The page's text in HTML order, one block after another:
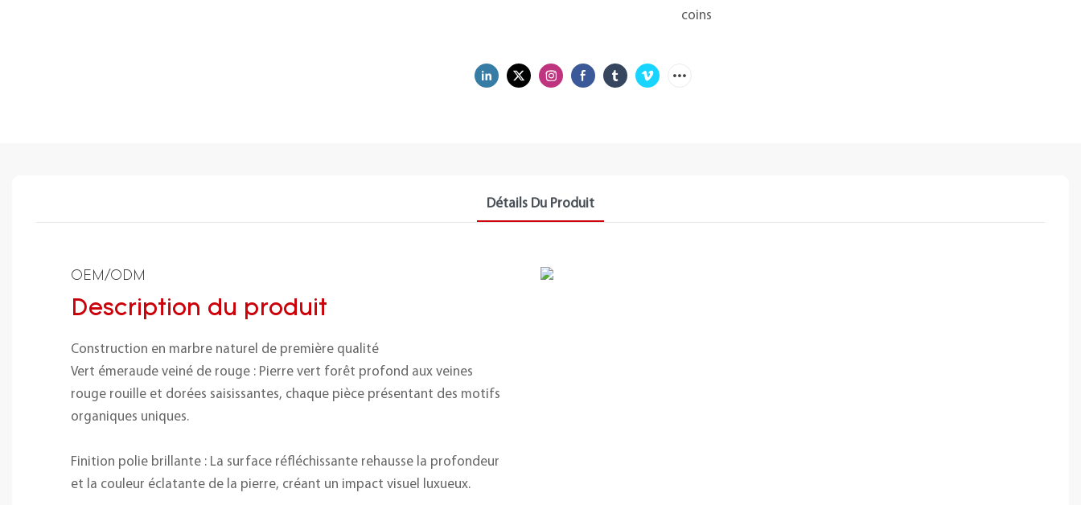
coins
Détails Du Produit
OEM/ODM
Description du produit
Construction en marbre naturel de première qualité
Vert émeraude veiné de rouge : Pierre vert forêt profond aux veines
rouge rouille et dorées saisissantes, chaque pièce présentant des motifs
organiques uniques.
Finition polie brillante : La surface réfléchissante rehausse la profondeur
et la couleur éclatante de la pierre, créant un impact visuel luxueux.